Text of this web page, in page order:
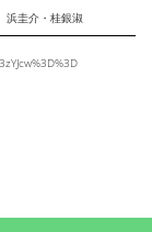
浜圭介・桂銀淑